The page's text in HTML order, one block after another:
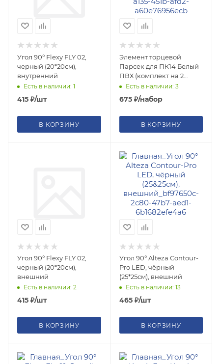
Угол 90° Flexy FLY 02,
черный (20*20см),
внутренний
Есть в наличии: 1
415 ₽/шт
В КОРЗИНУ
Элемент торцевой
Парсек для ПК14 Белый
ПВХ (комплект на 2
стороны)
Есть в наличии: 3
675₽/набор
В КОРЗИНУ
Угол 90° Flexy FLY 02,
черный (20*20см),
внешний
Есть в наличии: 2
415 ₽/шт
В КОРЗИНУ
Угол 90° Alteza Contour-
Pro LED, чёрный
(25*25см), внешний
Есть в наличии: 13
465₽/шт
В КОРЗИНУ